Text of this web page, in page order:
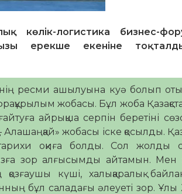
логистика бизнес-
ерекше екеніне
ресми ашылуына куә болып
жобасы. Бұл жоба
айрықша серпін беретіні
жобасы іске қосылды.
оқиға болды. Сол жолды
зор алғысымды айтамын. Мен
күші, халықаралық
бұл саладағы әлеуеті зор.